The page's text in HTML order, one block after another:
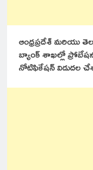
ఆంధ్రప్రదేశ్ మరియు
బ్యాంక్ శాఖల్లో
నోటిఫికేషన్ విడుదల